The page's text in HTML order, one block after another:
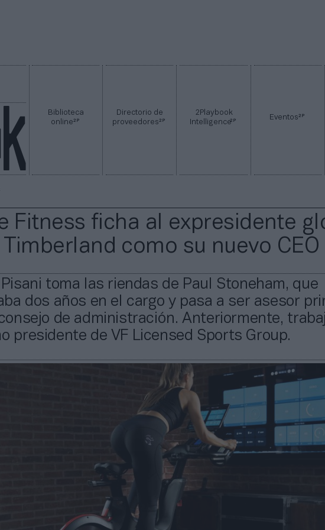
Biblioteca
online2P
Directorio de
proveedores2P
2Playbook
Intelligence2P Eventos2P
Fitness ficha al expresidente
como su nuevo CEO
toma las riendas de Paul Stoneham, que
dos años en el cargo y pasa a ser asesor
de administración. Anteriormente,
presidente de VF Licensed Sports Group.